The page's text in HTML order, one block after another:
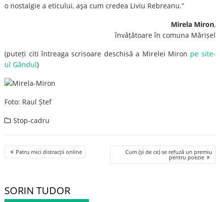
o nostalgie a eticului, aşa cum credea Liviu Rebreanu.”
Mirela Miron,
învățătoare în comuna Mărișel
(puteți citi întreaga scrisoare deschisă a Mirelei Miron pe site-
ul Gândul)
Foto: Raul Ștef
Stop-cadru
Post
navigation
Patru mici distracții online Cum (și de ce) se refuză un premiu
pentru poezie
SORIN TUDOR